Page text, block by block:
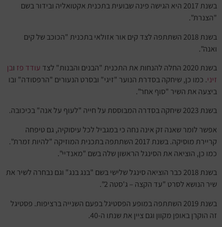
בשנת 2017 היא הגישה פינה שבועית בתכנית אקטואליה ובידור בשם
"הצנרת".
בשנת 2018 השתתפה לצד קים אור אזולאי בתכנית "הכוכב של קים
ואנה".
בשנת 2020 החלה להנחות את התכנית "הבנים והבנות" לצד
עודד פז ובן
זיני. כמו כן, שיחקה בסדרת הנוער "זיגי" ובסרט הנעורים "הרפסודה" ובו
ביצעה את השיר "סוף אחר".
בשנת 2023 שיחקה בסדרה המבוססת על חייה "לעוף על אנה" בכיכובה.
אפשר לומר שאנה זק אינה נחה כי במגביל לכל עיסוקיה, גם טיפחה
קריירת מוסיקה. בשנת 2017 השתתפה בתכנית המוזיקה "להיות זמרת".
כמו כן, הוציאה את הסינגל הראשון שלה בשם "מאנדיי".
בשנת 2018 כבר הוציאה סינגל שלישי בשם "בנג בנג" וגם נבחרה לשיר את
שיר הנושא לסרט "עד הקצה – ג'סטה 2".
בשנת 2019 השתתפה במופע הפסטיגל בפעם השנייה ברציפות. פסטיגל
זה הוקרן באופן מקוון וגם ציין את שנתו ה-40.